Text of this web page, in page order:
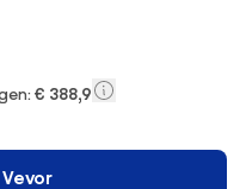
€ 388,9